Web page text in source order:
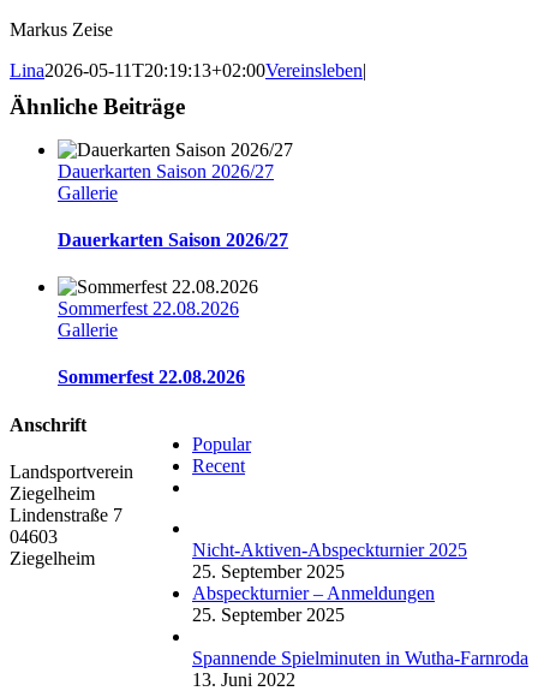
Markus Zeise
Lina2026-05-11T20:19:13+02:00Vereinsleben|
Ähnliche Beiträge
Dauerkarten Saison 2026/27
Gallerie
Dauerkarten Saison 2026/27
Sommerfest 22.08.2026
Gallerie
Sommerfest 22.08.2026
Popular
Recent
Nicht-Aktiven-Abspeckturnier 2025
25. September 2025
Abspeckturnier – Anmeldungen
25. September 2025
Spannende Spielminuten in Wutha-Farnroda
13. Juni 2022
Anschrift
Landsportverein
Ziegelheim
Lindenstraße 7
04603
Ziegelheim